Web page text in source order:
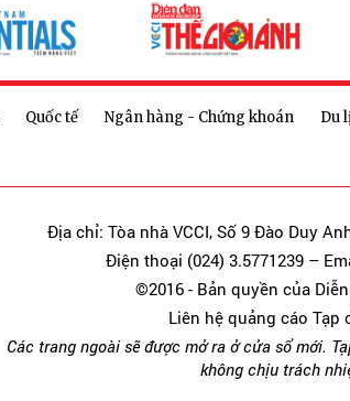
Quốc tế Ngân hàng - Chứng khoán Du
Địa chỉ: Tòa nhà VCCI, Số 9 Đào Duy
Điện thoại (024) 3.5771239 –
©2016 - Bản quyền của
Liên hệ quảng cáo Tạp
Các trang ngoài sẽ được mở ra ở cửa sổ mới.
không chịu trách